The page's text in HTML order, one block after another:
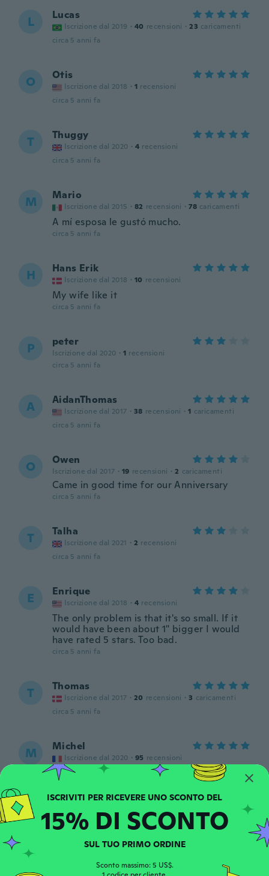
L Lucas
Iscrizione dal 2019 · 40 recensioni · 23 caricamenti
circa 5 anni fa
O Otis
Iscrizione dal 2018 · 1 recensioni
circa 5 anni fa
T Thuggy
Iscrizione dal 2020 · 4 recensioni
circa 5 anni fa
M Mario
Iscrizione dal 2015 · 82 recensioni · 78 caricamenti
A mí esposa le gustó mucho.
circa 5 anni fa
H Hans Erik
Iscrizione dal 2018 · 10 recensioni
My wife like it
circa 5 anni fa
P peter
Iscrizione dal 2020 · 1 recensioni
circa 5 anni fa
A AidanThomas
Iscrizione dal 2017 · 38 recensioni · 1 caricamenti
circa 5 anni fa
O Owen
Iscrizione dal 2017 · 19 recensioni · 2 caricamenti
Came in good time for our Anniversary
circa 5 anni fa
T Talha
Iscrizione dal 2021 · 2 recensioni
circa 5 anni fa
E Enrique
Iscrizione dal 2018 · 4 recensioni
The only problem is that it's so small. If it
would have been about 1" bigger I would
have rated 5 stars. Too bad.
circa 5 anni fa
T Thomas
Iscrizione dal 2017 · 20 recensioni · 3 caricamenti
circa 5 anni fa
M Michel
Iscrizione dal 2020 · 95 recensioni
Très joli
James
Iscrizione dal 2020 · 6 recensioni
circa 5 anni fa
15% DI SCONTO
SUL TUO PRIMO ORDINE
Sconto massimo: 5 US$.